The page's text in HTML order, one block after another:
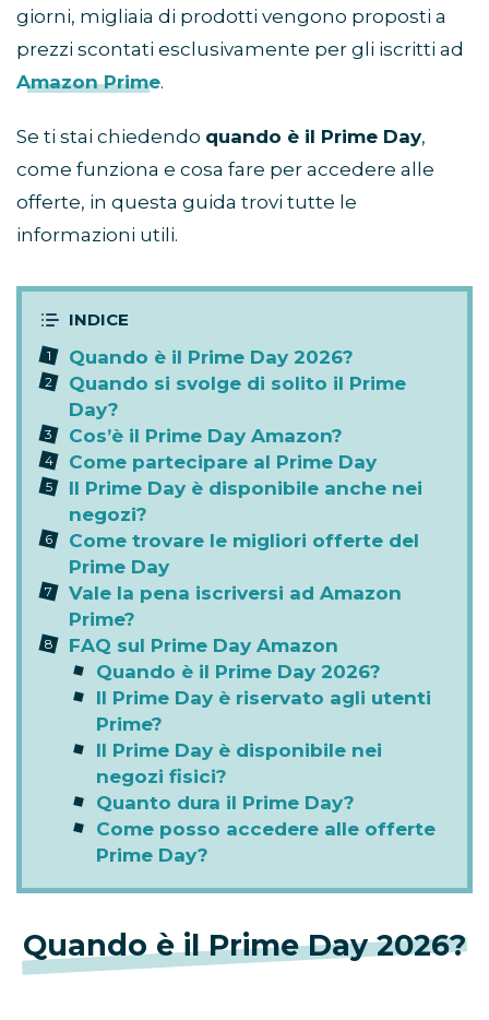
giorni, migliaia di prodotti vengono proposti a
prezzi scontati esclusivamente per gli iscritti ad
Amazon Prime.
Se ti stai chiedendo quando è il Prime Day,
come funziona e cosa fare per accedere alle
offerte, in questa guida trovi tutte le
informazioni utili.
Quando è il Prime Day 2026?
Quando si svolge di solito il Prime
Day?
Cos’è il Prime Day Amazon?
Come partecipare al Prime Day
Il Prime Day è disponibile anche nei
negozi?
Come trovare le migliori offerte del
Prime Day
Vale la pena iscriversi ad Amazon
Prime?
FAQ sul Prime Day Amazon
Quando è il Prime Day 2026?
Il Prime Day è riservato agli utenti
Prime?
Il Prime Day è disponibile nei
negozi fisici?
Quanto dura il Prime Day?
Come posso accedere alle offerte
Prime Day?
Quando è il Prime Day 2026?